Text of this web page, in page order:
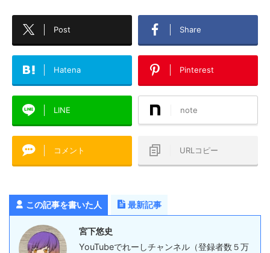
Post Share
Hatena Pinterest
LINE note
コメント URLコピー
この記事を書いた人 最新記事
宮下悠史
YouTubeでれーしチャンネル（登録者数５万